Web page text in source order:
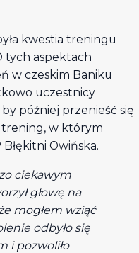
kwestia treningu
tych aspektach
w czeskim Baniku
uczestnicy
później przenieść się
trening, w którym
Błękitni Owińska.
ciekawym
głowę na
mogłem wziąć
odbyło się
i pozwoliło